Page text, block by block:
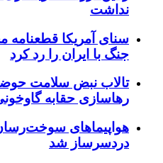
نداشت
سنای آمریکا قطعنامه
جنگ با ایران را رد کرد
تالاب نبض سلامت
رهاسازی حقابه
هواپیماهای سوخت‌رسان
دردسرساز شد